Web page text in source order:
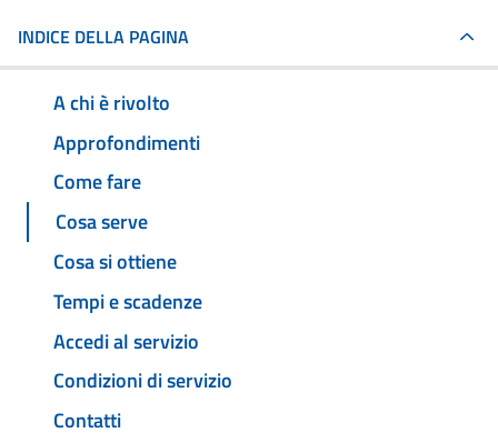
INDICE DELLA PAGINA
A chi è rivolto
Approfondimenti
Come fare
Cosa serve
Cosa si ottiene
Tempi e scadenze
Accedi al servizio
Condizioni di servizio
Contatti